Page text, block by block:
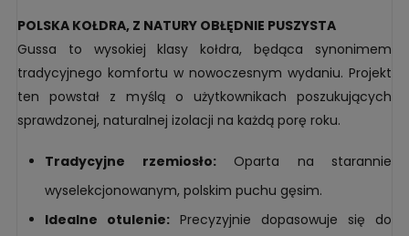
POLSKA KOŁDRA, Z NATURY OBŁĘDNIE PUSZYSTA
Gussa to wysokiej klasy kołdra, będąca synonimem
tradycyjnego komfortu w nowoczesnym wydaniu. Projekt
ten powstał z myślą o użytkownikach poszukujących
sprawdzonej, naturalnej izolacji na każdą porę roku.
Tradycyjne rzemiosło:Oparta na starannie
wyselekcjonowanym, polskim puchu gęsim.
Idealne otulenie: Precyzyjnie dopasowuje się do